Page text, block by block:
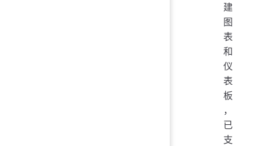
建
图
表
和
仪
表
板
，
已
支